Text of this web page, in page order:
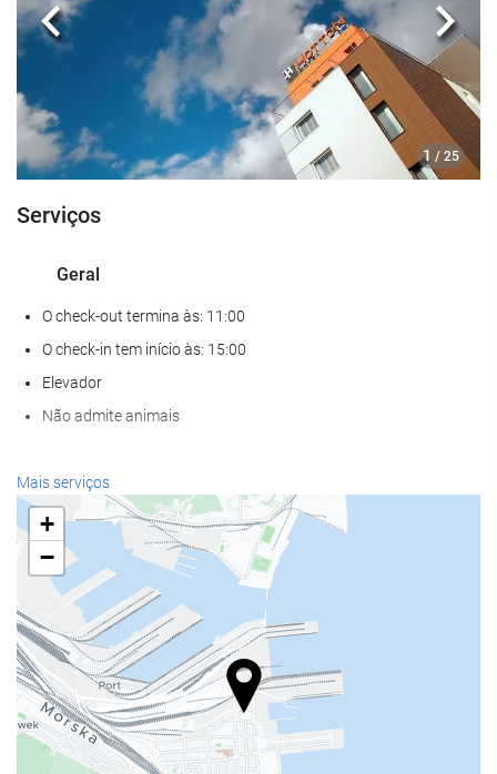
1 / 25
Anterior
Serviços
Geral
O check-out termina às: 11:00
O check-in tem início às: 15:00
Elevador
Não admite animais
Serviços de receção
Recepção 24 horas
Depósito de bagagens
Alimentação e bebidas
Restaurante à la carte
Bar
Estacionamento
Mais serviços
+
−